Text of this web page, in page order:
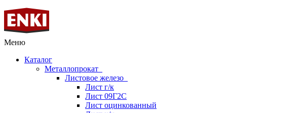
Меню
Каталог
Металлопрокат
Листовое железо
Лист г/к
Лист 09Г2С
Лист оцинкованный